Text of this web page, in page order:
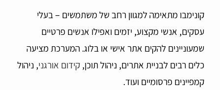
קונימבו מתאימה למגוון רחב של משתמשים – בעלי
עסקים, אנשי מקצוע, יזמים ואפילו אנשים פרטיים
שמעוניינים להקים אתר אישי או בלוג. המערכת מציעה
כלים רבים לבניית אתרים, ניהול תוכן,קידום אורגני, ניהול
קמפיינים פרסומיים ועוד.